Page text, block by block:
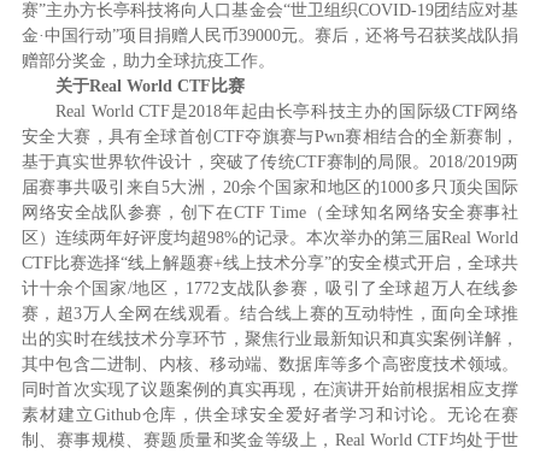
赛”主办方长亭科技将向人口基金会“世卫组织COVID-19团结应对基
金·中国行动”项目捐赠人民币39000元。赛后，还将号召获奖战队捐
赠部分奖金，助力全球抗疫工作。
关于Real World CTF 比赛
Real World CTF是2018年起由长亭科技主办的国际级CTF网络
安全大赛，具有全球首创CTF夺旗赛与Pwn赛相结合的全新赛制，
基于真实世界软件设计，突破了传统CTF赛制的局限。2018/2019两
届赛事共吸引来自5大洲，20余个国家和地区的1000多只顶尖国际
网络安全战队参赛，创下在CTF Time（全球知名网络安全赛事社
区）连续两年好评度均超98%的记录。本次举办的第三届Real World
CTF比赛选择“线上解题赛+线上技术分享”的安全模式开启，全球共
计十余个国家/地区，1772支战队参赛，吸引了全球超万人在线参
赛，超3万人全网在线观看。结合线上赛的互动特性，面向全球推
出的实时在线技术分享环节，聚焦行业最新知识和真实案例详解，
其中包含二进制、内核、移动端、数据库等多个高密度技术领域。
同时首次实现了议题案例的真实再现，在演讲开始前根据相应支撑
素材建立Github仓库，供全球安全爱好者学习和讨论。无论在赛
制、赛事规模、赛题质量和奖金等级上，Real World CTF均处于世